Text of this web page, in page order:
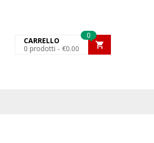
0
CARRELLO
0 prodotti - €0.00